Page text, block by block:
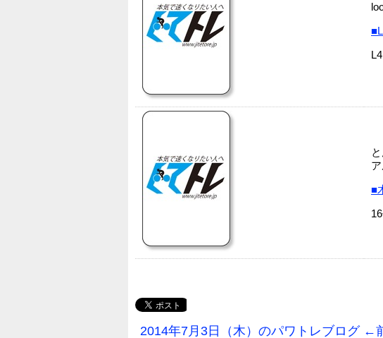
■
2014年7月3日（木）のパワトレブログ ←